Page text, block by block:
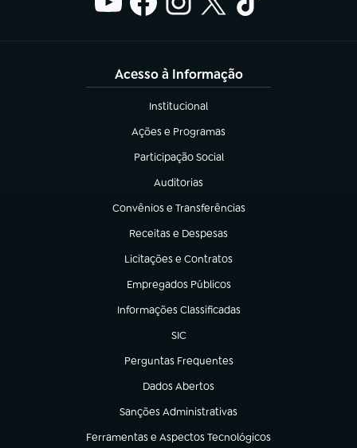
Acesso à Informação
Institucional
(abre em nova aba)
Ações e Programas
(abre em nova aba)
Participação Social
(abre em nova aba)
Auditorias
(abre em nova aba)
Convênios e Transferências
(abre em nova aba)
Receitas e Despesas
(abre em nova aba)
Licitações e Contratos
(abre em nova aba)
Empregados Públicos
(abre em nova aba)
Informações Classificadas
(abre em nova aba)
SIC
(abre em nova aba)
Perguntas Frequentes
(abre em nova aba)
Dados Abertos
(abre em nova aba)
Sanções Administrativas
(abre em nova aba)
Ferramentas e Aspectos Tecnológicos
(abre em nova aba)